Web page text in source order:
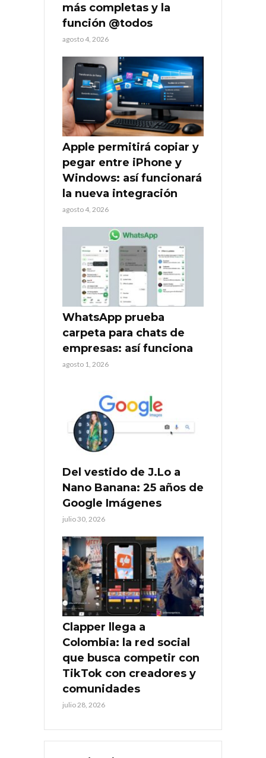
más completas y la
función @todos
agosto 4, 2026
Apple permitirá copiar y
pegar entre iPhone y
Windows: así funcionará
la nueva integración
agosto 4, 2026
WhatsApp prueba
carpeta para chats de
empresas: así funciona
agosto 1, 2026
Del vestido de J.Lo a
Nano Banana: 25 años de
Google Imágenes
julio 30, 2026
Clapper llega a
Colombia: la red social
que busca competir con
TikTok con creadores y
comunidades
julio 28, 2026